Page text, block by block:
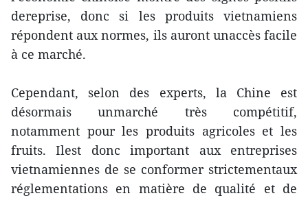
dereprise, donc si les produits vietnamiens
répondent aux normes, ils auront unaccès facile
à ce marché.
Cependant, selon des experts, la Chine est
désormais unmarché très compétitif,
notamment pour les produits agricoles et les
fruits. Ilest donc important aux entreprises
vietnamiennes de se conformer strictementaux
réglementations en matière de qualité et de